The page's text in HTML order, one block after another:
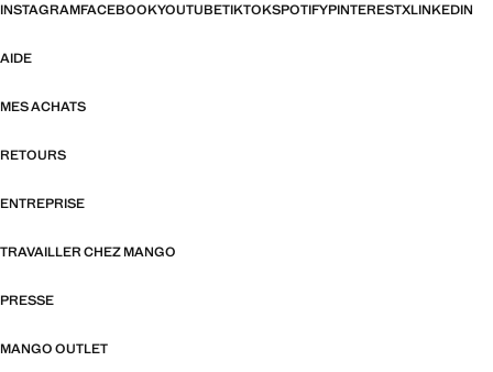
INSTAGRAMFACEBOOKYOUTUBETIKTOKSPOTIFYPINTERESTXLINKEDIN
AIDE
MES ACHATS
RETOURS
ENTREPRISE
TRAVAILLER CHEZ MANGO
PRESSE
MANGO OUTLET